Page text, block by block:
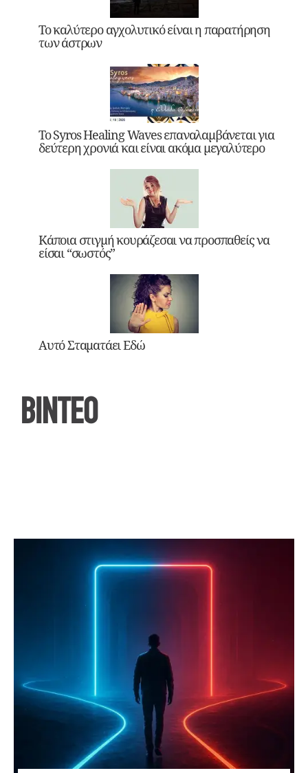
Το καλύτερο αγχολυτικό είναι η παρατήρηση
των άστρων
Το Syros Healing Waves επαναλαμβάνεται για
δεύτερη χρονιά και είναι ακόμα μεγαλύτερο
Κάποια στιγμή κουράζεσαι να προσπαθείς να
είσαι “σωστός”
Αυτό Σταματάει Εδώ
ΒΙΝΤΕΟ